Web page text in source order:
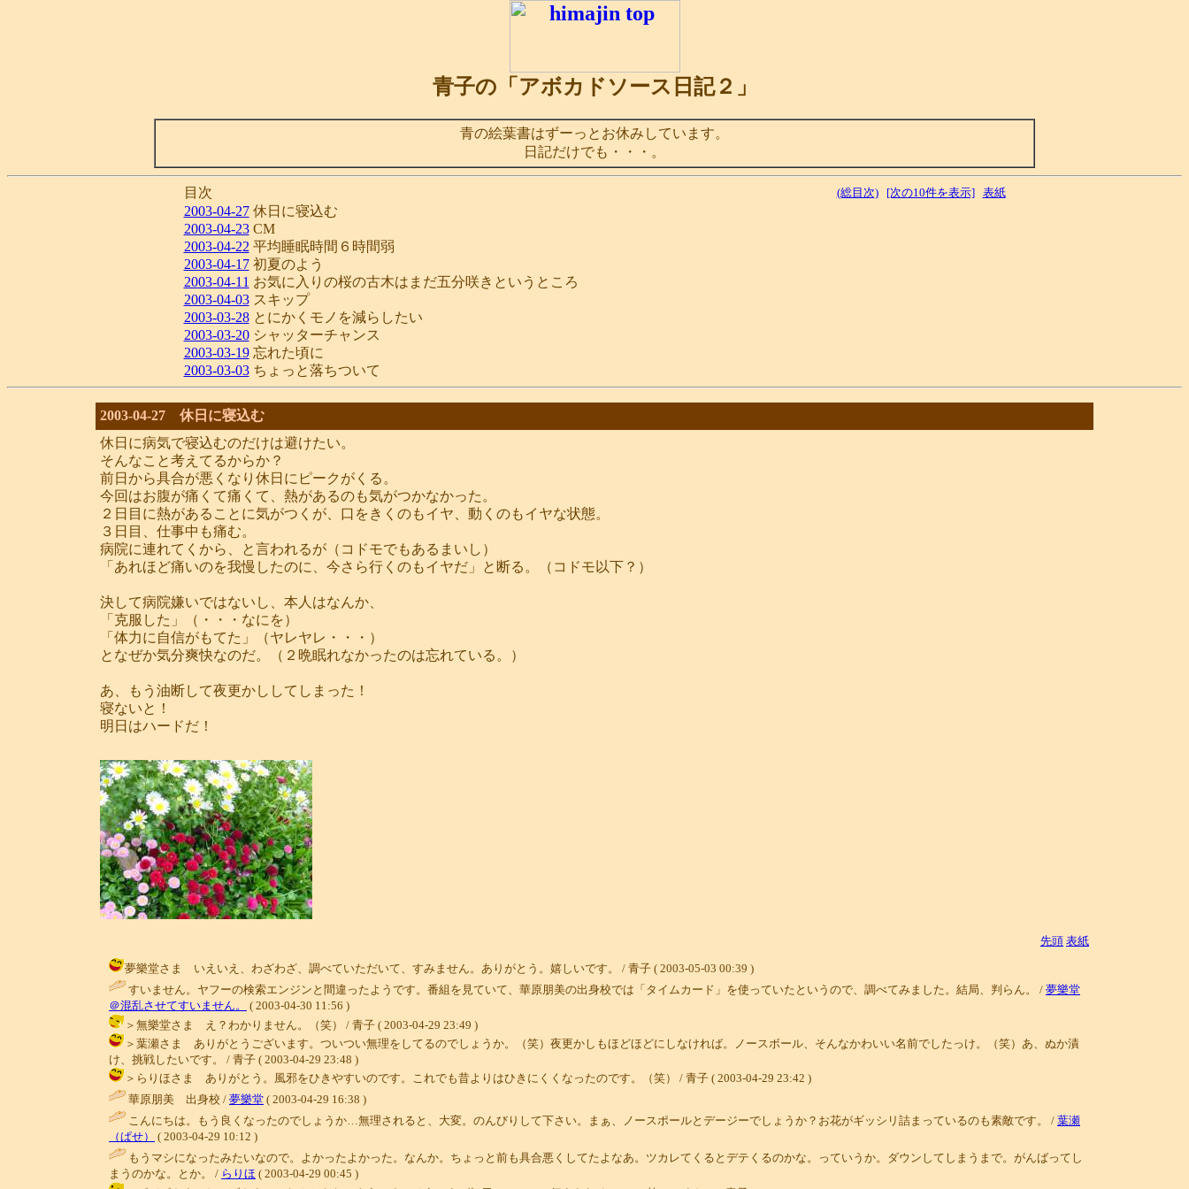
青子の「アボカドソース日記２」
青の絵葉書はずーっとお休みしています。
日記だけでも・・・。
目次 (総目次) [次の10件を表示] 表紙
2003-04-27休日に寝込む
2003-04-23CM
2003-04-22 平均睡眠時間６時間弱
2003-04-17初夏のよう
2003-04-11 お気に入りの桜の古木はまだ五分咲きというところ
2003-04-03スキップ
2003-03-28とにかくモノを減らしたい
2003-03-20シャッターチャンス
2003-03-19忘れた頃に
2003-03-03ちょっと落ちついて
2003-04-27 休日に寝込む
休日に病気で寝込むのだけは避けたい。
そんなこと考えてるからか？
前日から具合が悪くなり休日にピークがくる。
今回はお腹が痛くて痛くて、熱があるのも気がつかなかった。
２日目に熱があることに気がつくが、口をきくのもイヤ、動くのもイヤな状態。
３日目、仕事中も痛む。
病院に連れてくから、と言われるが（コドモでもあるまいし）
「あれほど痛いのを我慢したのに、今さら行くのもイヤだ」と断る。（コドモ以下？）
決して病院嫌いではないし、本人はなんか、
「克服した」（・・・なにを）
「体力に自信がもてた」（ヤレヤレ・・・）
となぜか気分爽快なのだ。（２晩眠れなかったのは忘れている。）
あ、もう油断して夜更かししてしまった！
寝ないと！
明日はハードだ！
先頭 表紙
夢樂堂さま いえいえ、わざわざ、調べていただいて、すみません。ありがとう。嬉しいです。 / 青子 ( 2003-05-03 00:39 )
すいません。ヤフーの検索エンジンと間違ったようです。番組を見ていて、華原朋美の出身校では「タイムカード」を使っていたというので、調べてみました。結局、判らん。 / 夢樂堂
＠混乱させてすいません。
( 2003-04-30 11:56 )
＞無樂堂さま え？わかりません。（笑） / 青子 ( 2003-04-29 23:49 )
＞葉瀬さま ありがとうございます。ついつい無理をしてるのでしょうか。（笑）夜更かしもほどほどにしなければ。ノースボール、そんなかわいい名前でしたっけ。（笑）あ、ぬか漬
け、挑戦したいです。 / 青子 ( 2003-04-29 23:48 )
＞らりほさま ありがとう。風邪をひきやすいのです。これでも昔よりはひきにくくなったのです。（笑） / 青子 ( 2003-04-29 23:42 )
華原朋美 出身校 / 夢樂堂 ( 2003-04-29 16:38 )
こんにちは。もう良くなったのでしょうか…無理されると、大変。のんびりして下さい。まぁ、ノースポールとデージーでしょうか？お花がギッシリ詰まっているのも素敵です。 / 葉瀬
（ぱせ）
( 2003-04-29 10:12 )
もうマシになったみたいなので。よかったよかった。なんか。ちょっと前も具合悪くしてたよなあ。ツカレてくるとデテくるのかな。っていうか。ダウンしてしまうまで。がんばってし
まうのかな。とか。 / らりほ ( 2003-04-29 00:45 )